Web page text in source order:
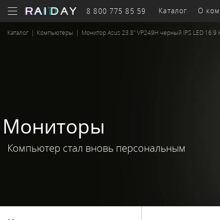
8 800 775 85 59 Каталог О
Каталог | Компьютеры | Монитор Asus 23.8" VP249H черный IPS LED
Мониторы
Компьютер стал вновь персональным